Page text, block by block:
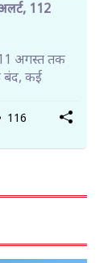
112
अगस्त तक
बंद, कई
116